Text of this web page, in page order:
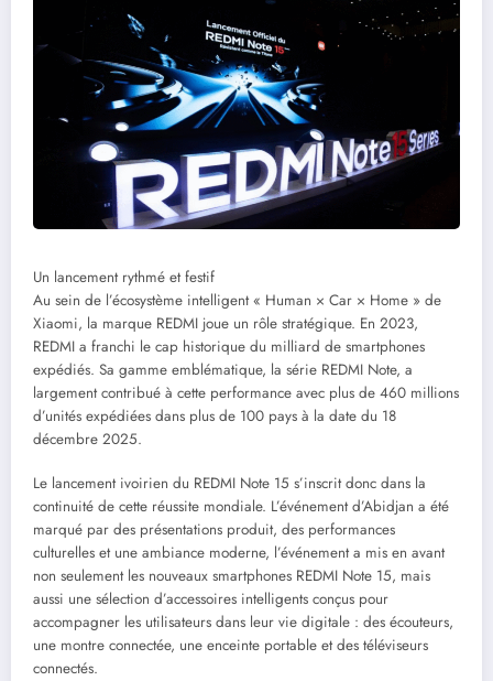
Un lancement rythmé et festif
Au sein de l’écosystème intelligent « Human × Car × Home » de
Xiaomi, la marque REDMI joue un rôle stratégique. En 2023,
REDMI a franchi le cap historique du milliard de smartphones
expédiés. Sa gamme emblématique, la série REDMI Note, a
largement contribué à cette performance avec plus de 460 millions
d’unités expédiées dans plus de 100 pays à la date du 18
décembre 2025.
Le lancement ivoirien du REDMI Note 15 s’inscrit donc dans la
continuité de cette réussite mondiale. L’événement d’Abidjan a été
marqué par des présentations produit, des performances
culturelles et une ambiance moderne, l’événement a mis en avant
non seulement les nouveaux smartphones REDMI Note 15, mais
aussi une sélection d’accessoires intelligents conçus pour
accompagner les utilisateurs dans leur vie digitale : des écouteurs,
une montre connectée, une enceinte portable et des téléviseurs
connectés.